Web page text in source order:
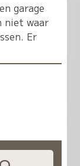
garage
niet waar
Er